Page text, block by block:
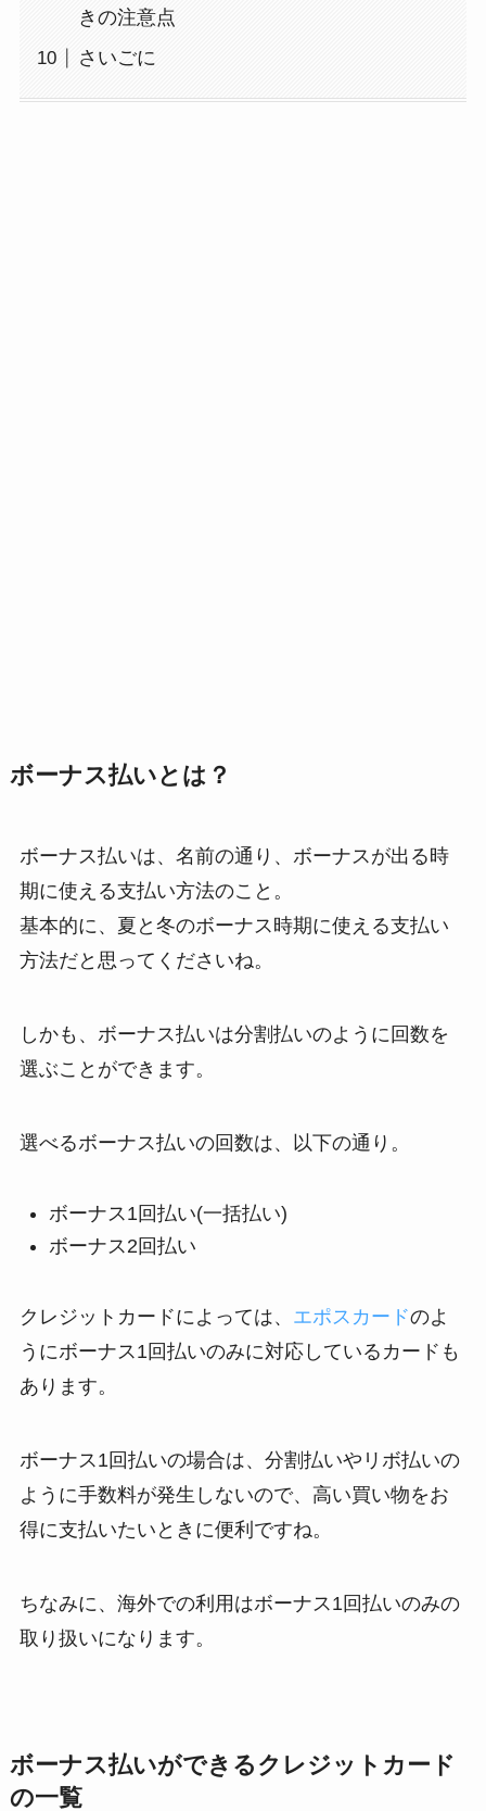
きの注意点
さいごに
ボーナス払いとは？
ボーナス払いは、名前の通り、ボーナスが出る時
期に使える支払い方法のこと。
基本的に、夏と冬のボーナス時期に使える支払い
方法だと思ってくださいね。
しかも、ボーナス払いは分割払いのように回数を
選ぶことができます。
選べるボーナス払いの回数は、以下の通り。
ボーナス1回払い(一括払い)
ボーナス2回払い
クレジットカードによっては、 エポスカードのよ
うにボーナス1回払いのみに対応しているカードも
あります。
ボーナス1回払いの場合は、分割払いやリボ払いの
ように手数料が発生しないので、高い買い物をお
得に支払いたいときに便利ですね。
ちなみに、海外での利用はボーナス1回払いのみの
取り扱いになります。
ボーナス払いができるクレジットカード
の一覧